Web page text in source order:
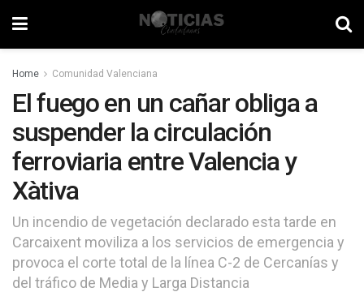
Home Comunidad Valenciana
El fuego en un cañar obliga a
suspender la circulación
ferroviaria entre Valencia y
Xàtiva
Un incendio de vegetación declarado esta tarde en
Carcaixent moviliza a los servicios de emergencia y
provoca el corte total de la línea C-2 de Cercanías y
del tráfico de Media y Larga Distancia